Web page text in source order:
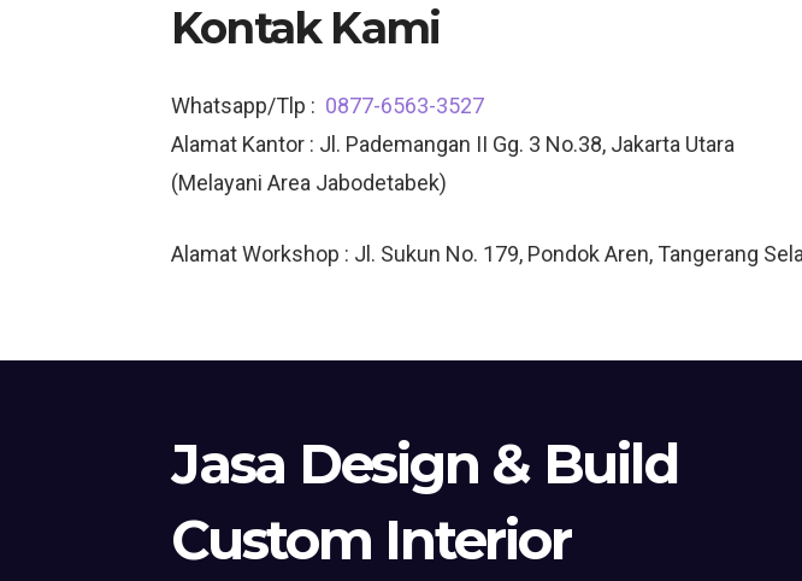
Kontak Kami
Whatsapp/Tlp : 0877-6563-3527
Alamat Kantor : Jl. Pademangan II Gg. 3 No.38, Jakarta Utara
(Melayani Area Jabodetabek)
Alamat Workshop : Jl. Sukun No. 179, Pondok Aren, Tangerang
Jasa Design & Build
Custom Interior